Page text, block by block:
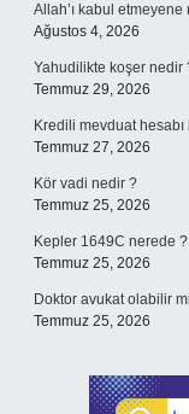
Allah’ı kabul
Ağustos 4, 2026
Yahudilikte koşer nedir
Temmuz 29, 2026
Kredili mevduat
Temmuz 27, 2026
Kör vadi nedir ?
Temmuz 25, 2026
Kepler 1649C nerede ?
Temmuz 25, 2026
Doktor avukat olabilir
Temmuz 25, 2026